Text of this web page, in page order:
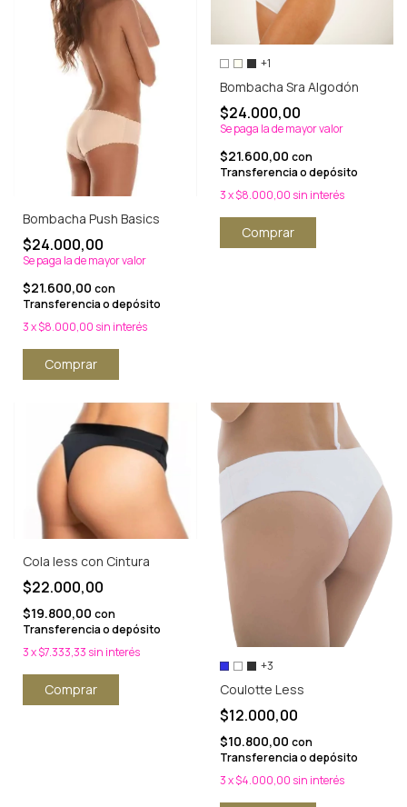
Bombacha Push Basics
$24.000,00
Se paga la de mayor valor
$21.600,00 con
Transferencia o depósito
3x$8.000,00 sin interés
Comprar
+1
Bombacha Sra Algodón
$24.000,00
Se paga la de mayor valor
$21.600,00 con
Transferencia o depósito
3x$8.000,00 sin interés
Comprar
Cola less con Cintura
$22.000,00
$19.800,00 con
Transferencia o depósito
3x$7.333,33 sin interés
Comprar
+3
Coulotte Less
$12.000,00
$10.800,00 con
Transferencia o depósito
3x$4.000,00 sin interés